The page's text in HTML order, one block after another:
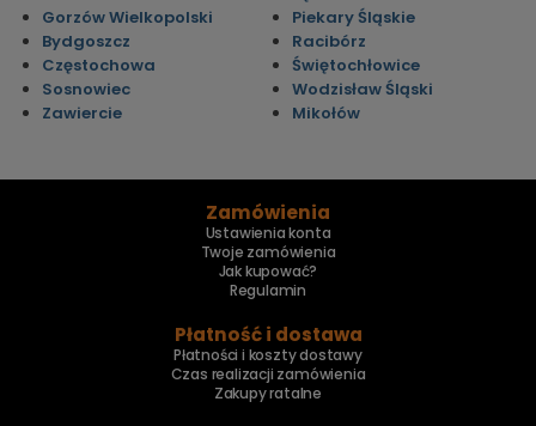
Gorzów Wielkopolski
Bydgoszcz
Częstochowa
Sosnowiec
Zawiercie
Piekary Śląskie
Racibórz
Świętochłowice
Wodzisław Śląski
Mikołów
Zamówienia
Ustawienia konta
Twoje zamówienia
Jak kupować?
Regulamin
Płatność i dostawa
Płatności i koszty dostawy
Czas realizacji zamówienia
Zakupy ratalne